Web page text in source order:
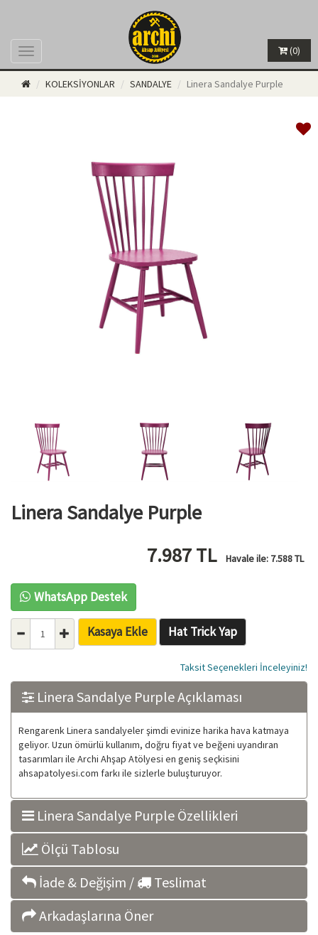
Menü (0)
KOLEKSİYONLAR SANDALYE Linera Sandalye Purple
Linera Sandalye Purple
7.987TL Havale ile: 7.588TL
WhatsApp Destek
Kasaya Ekle Hat Trick Yap
Taksit Seçenekleri İnceleyiniz!
Linera Sandalye Purple Açıklaması
Rengarenk Linera sandalyeler şimdi evinize harika hava katmaya
geliyor. Uzun ömürlü kullanım, doğru fiyat ve beğeni uyandıran
tasarımları ile Archi Ahşap Atölyesi en geniş seçkisini
ahsapatolyesi.com farkı ile sizlerle buluşturuyor.
Linera Sandalye Purple Özellikleri
Ölçü Tablosu
İade & Değişim /
Teslimat
Arkadaşlarına Öner